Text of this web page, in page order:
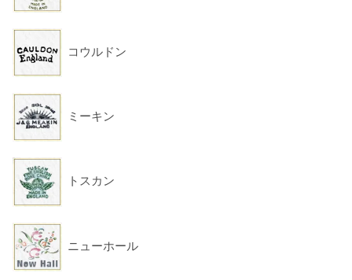
コウルドン
ミーキン
トスカン
ニューホール